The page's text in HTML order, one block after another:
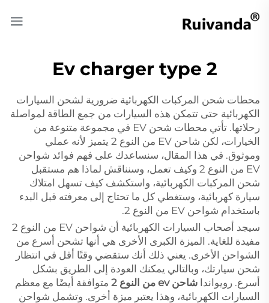
Ev charger type 2
محطات شحن المركبات الكهربائية ضرورية لشحن السيارات
الكهربائية حتى تتمكن هذه السيارات من جمع الطاقة لمواصلة
رحلاتها. تأتي محطات شحن EV في مجموعة متنوعة من
الخيارات، لكن شاحن EV من النوع 2 يتميز لأنه عملي
وموثوق. في هذا المقال، سنساعدك على فهم فوائد شواحن
EV من النوع 2 وكيف تعمل، وسنناقش لماذا هم مستقبل
شحن المركبات الكهربائية، واستكشف كيف تسهل امتلاك
سيارة كهربائية، وستغطي كل ما تحتاج إلى معرفته قبل البدء
باستخدام شواحن EV من النوع 2.
سيجد أصحاب السيارات الكهربائية أن شواحن EV من النوع 2
مفيدة للغاية. الميزة الكبرى الأخرى هي أنها تشحن أسرع من
الشواحن الأخرى. يعني ذلك أنك ستقضي وقتًا أقل في انتظار
شحن سيارتك، وبالتالي يمكنك العودة إلى الطريق بشكل
أسرع. رويواندا شاحن ev من النوع 2
متوافقة أيضًا مع معظم
السيارات الكهربائية، وهذا يعتبر ميزة أخرى. وتشمل شواحن